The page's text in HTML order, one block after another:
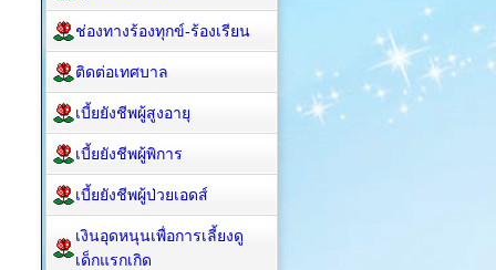
ช่องทางร้องทุกข์-ร้องเรียน
ติดต่อเทศบาล
เบี้ยยังชีพผู้สูงอายุ
เบี้ยยังชีพผู้พิการ
เบี้ยยังชีพผู้ป่วยเอดส์
เงินอุดหนุนเพื่อการเลี้ยงดู
เด็กแรกเกิด